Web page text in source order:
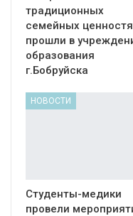
традиционных
семейных
прошли в
образования
г.Бобруйска
НОВОСТИ
Студенты-медики
провели